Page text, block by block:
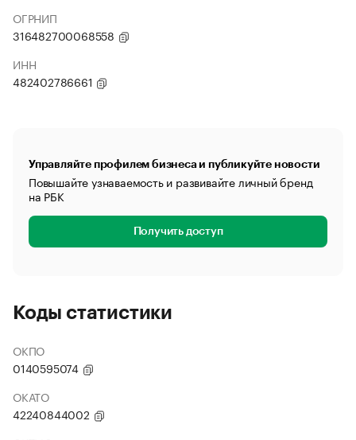
ОГРНИП
316482700068558
ИНН
482402786661
Управляйте профилем бизнеса и публикуйте новости
Повышайте узнаваемость и развивайте личный бренд
на РБК
Получить доступ
Коды статистики
ОКПО
0140595074
ОКАТО
42240844002